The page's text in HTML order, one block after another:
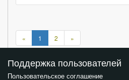
« Предыдущая
страница
1 2 »
страница
Поддержка пользователей
Пользовательское соглашение